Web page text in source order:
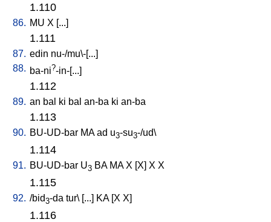
1.110
86. MU X [...]
1.111
87. edin nu-/mu\-[...]
88. ba-ni?-in-[...]
1.112
89. an bal ki bal an-ba ki an-ba
1.113
90. BU-UD-bar MA ad u3-su3-/ud\
1.114
91. BU-UD-bar U3 BA MA X [X] X X
1.115
92. /bid3-da tur\ [...] KA[X X]
1.116